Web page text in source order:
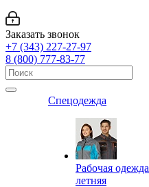
Заказать звонок
+7 (343) 227-27-97
8 (800) 777-83-77
Спецодежда
Рабочая одежда
летняя